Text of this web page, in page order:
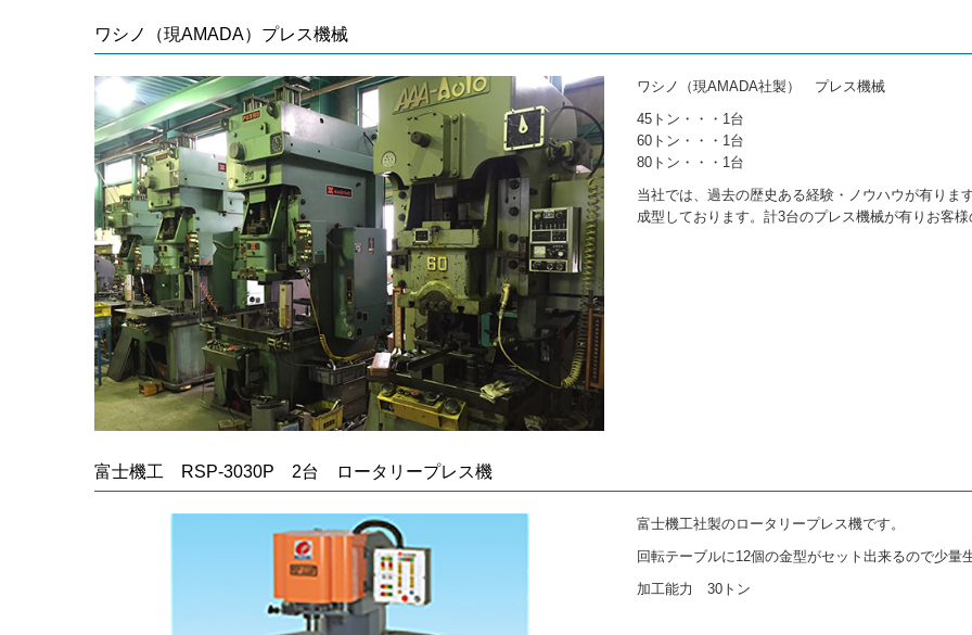
ワシノ（現AMADA）プレス機械
ワシノ（現AMADA社製） プレス機械
45トン・・・1台
60トン・・・1台
80トン・・・1台
当社では、過去の歴史ある経験・ノウハウが有りま
成型しております。計3台のプレス機械が有りお客
富士機工 RSP-3030P 2台 ロータリープレス機
富士機工社製のロータリープレス機です。
回転テーブルに12個の金型がセット出来るので少量
加工能力 30トン